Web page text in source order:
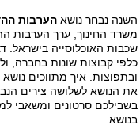
נבחר נושאהערבות
החינוך, ערך הערבות
האוכלוסייה בישראל.
קבוצות שונות בחברה,
איך מתווכים נושא
הנושא לשלושה צירים
סרטונים ומשאבי